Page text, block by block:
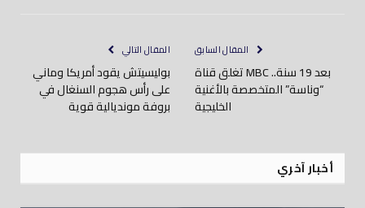
المقال السابق
بعد 19 سنة.. MBC تغلق قناة
“وناسة” المتخصصة بالأغنية
الخليجية
المقال التالي
بوليسيتش يقود أمريكا وماني
على رأس هجوم السنغال في
بروفة مونديالية قوية
أخبار آخري